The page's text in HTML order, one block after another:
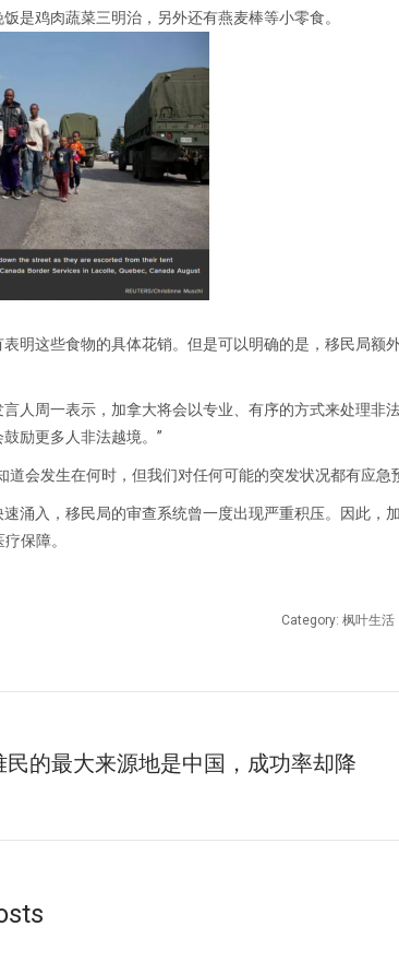
是鸡肉蔬菜三明治，另外还有燕麦棒等小零食。
明这些食物的具体花销。但是可以明确的是，移民局
人周一表示，加拿大将会以专业、有序的方式来处理
励更多人非法越境。”
道会发生在何时，但我们对任何可能的突发状况都有应急
速涌入，移民局的审查系统曾一度出现严重积压。因此
保障。
Category: 枫叶生活
民的最大来源地是中国，成功率却降